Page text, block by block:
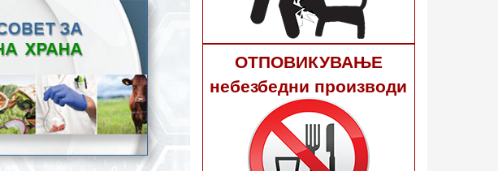
ОТПОВИКУВАЊЕ
небезбедни производи